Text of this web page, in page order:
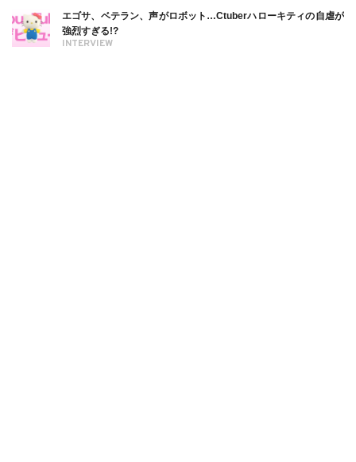
INTERVIEW
エゴサ、ベテラン、声がロボット…Ctuberハローキティの自虐が
強烈すぎる!?